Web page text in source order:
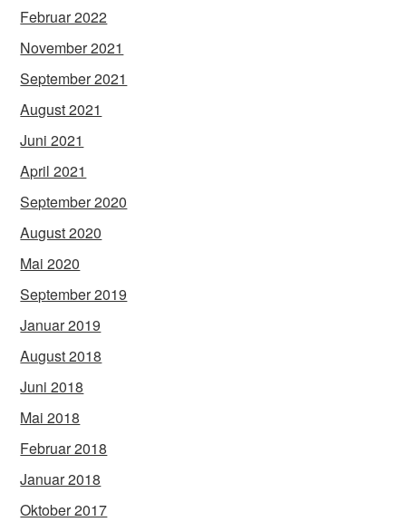
Februar 2022
November 2021
September 2021
August 2021
Juni 2021
April 2021
September 2020
August 2020
Mai 2020
September 2019
Januar 2019
August 2018
Juni 2018
Mai 2018
Februar 2018
Januar 2018
Oktober 2017